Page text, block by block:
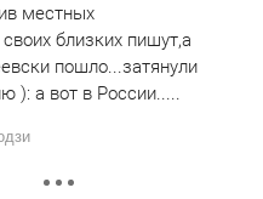
местных
близких пишут,а
пошло...затянули
): а вот в России.....